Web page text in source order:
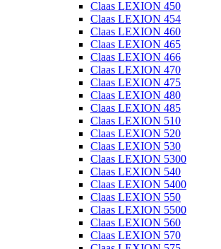
Claas LEXION 450
Claas LEXION 454
Claas LEXION 460
Claas LEXION 465
Claas LEXION 466
Claas LEXION 470
Claas LEXION 475
Claas LEXION 480
Claas LEXION 485
Claas LEXION 510
Claas LEXION 520
Claas LEXION 530
Claas LEXION 5300
Claas LEXION 540
Claas LEXION 5400
Claas LEXION 550
Claas LEXION 5500
Claas LEXION 560
Claas LEXION 570